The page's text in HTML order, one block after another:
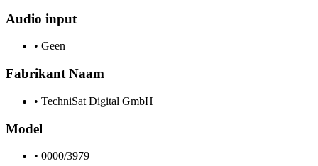
Audio input
• Geen
Fabrikant Naam
• TechniSat Digital GmbH
Model
• 0000/3979